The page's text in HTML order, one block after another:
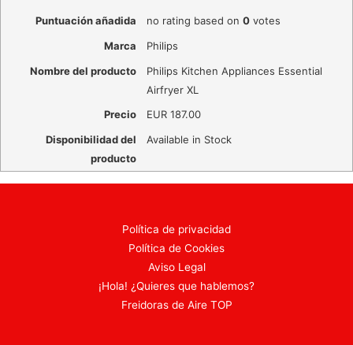
Puntuación añadida no rating based on 0votes
Marca
Philips
Nombre del producto
Philips Kitchen Appliances Essential
Airfryer XL
Precio
EUR187.00
Disponibilidad del
producto
Available in Stock
Política de privacidad
Política de Cookies
Aviso Legal
¡Hola! ¿Quieres que hablemos?
Freidoras de Aire TOP